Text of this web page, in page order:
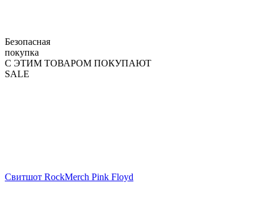
Безопасная
покупка
С ЭТИМ ТОВАРОМ ПОКУПАЮТ
SALE
Свитшот RockMerch Pink Floyd